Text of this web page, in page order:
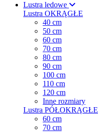
Lustra ledowe
Lustra OKRĄGŁE
40 cm
50 cm
60 cm
70 cm
80 cm
90 cm
100 cm
110 cm
120 cm
Inne rozmiary
Lustra PÓŁOKRĄGŁE
60 cm
70 cm